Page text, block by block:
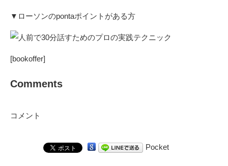
▼ ローソンのpontaポイントがある方
[bookoffer]
Comments
コメント
Pocket